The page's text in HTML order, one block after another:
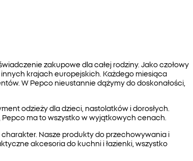
zakupowe dla całej rodziny. Jako czołowy
krajach europejskich. Każdego miesiąca
W Pepco nieustannie dążymy do doskonałości,
odzieży dla dzieci, nastolatków i dorosłych.
ma to wszystko w wyjątkowych cenach.
Nasze produkty do przechowywania i
akcesoria do kuchni i łazienki, wszystko